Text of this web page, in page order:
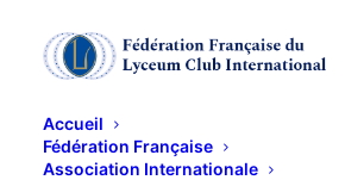
Accueil
Fédération Française
Association Internationale